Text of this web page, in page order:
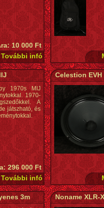
10 000 Ft
1970s MIJ
1970-
A
játszható, és
296 000 Ft
Celestion
3m Noname XLR-